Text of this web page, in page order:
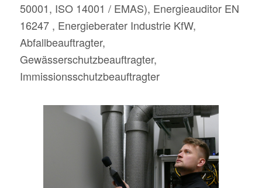
50001, ISO 14001 / EMAS), Energieauditor EN
16247 , Energieberater Industrie KfW,
Abfallbeauftragter,
Gewässerschutzbeauftragter,
Immissionsschutzbeauftragter